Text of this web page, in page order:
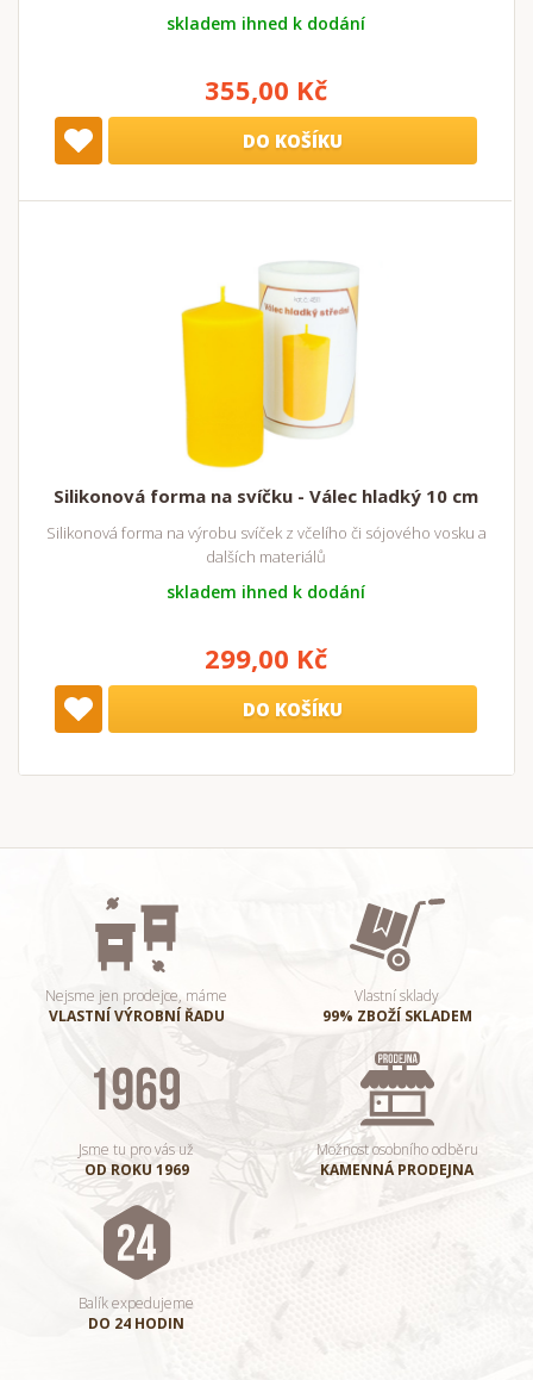
skladem ihned k dodání
355,00 Kč
DO KOŠÍKU
Silikonová forma na svíčku - Válec hladký 10 cm
Silikonová forma na výrobu svíček z včelího či sójového vosku a
dalších materiálů
skladem ihned k dodání
299,00 Kč
DO KOŠÍKU
Nejsme jen prodejce, máme
VLASTNÍ VÝROBNÍ ŘADU
Vlastní sklady
99% ZBOŽÍ SKLADEM
Jsme tu pro vás už
OD ROKU 1969
Možnost osobního odběru
KAMENNÁ PRODEJNA
Balík expedujeme
DO 24 HODIN